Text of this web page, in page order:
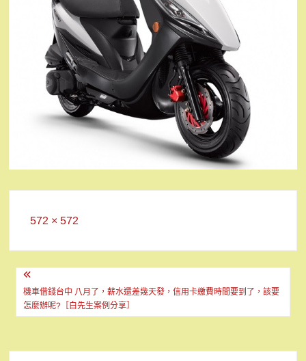
Full
572 × 572
文
章
導
覽
機車借錢台中 八月了，薪水還差幾天發，信用卡繳費時間要到了，該要
怎麼辦呢?［白先生案例分享］